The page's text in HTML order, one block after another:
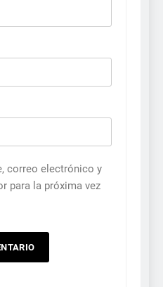
correo electrónico y
para la próxima vez